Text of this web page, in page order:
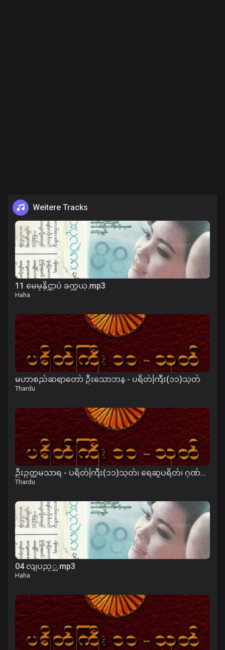
Weitere Tracks
11 မေမ့နိုင္တာပဲ ခက္တယ္.mp3
Haha
မဟာစည်ဆရာတော် ဦးသောဘန - ပရိတ်ကြီး(၁၁)သုတ်
Thardu
ဦးဥတ္တမသာရ - ပရိတ်ကြီး(၁၁)သုတ်၊ ရေဆူပရိတ်၊ ဂုဏ်တော်ကွန်ခြာ၊ ကမ္မဝါ
Thardu
04 လျပည့္ည.mp3
Haha